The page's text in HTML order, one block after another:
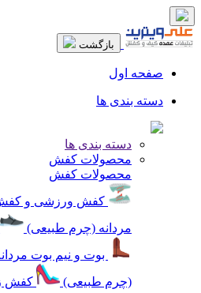
بازگشت
صفحه اول
دسته بندی ها
دسته بندی ها
محصولات کفش
محصولات کفش
کفش ورزشی و کفش
مردانه (چرم طبیعی)
بوت و نیم بوت
(چرم طبیعی)
کفش